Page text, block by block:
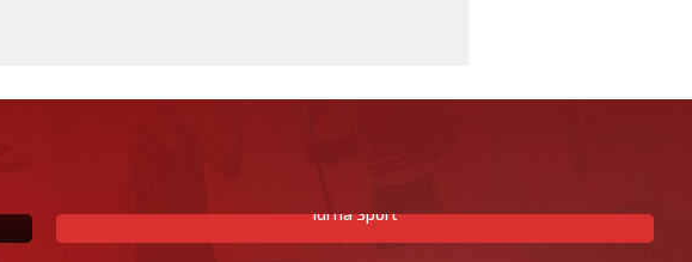
Haos nakon derbija u Skoplju:
Idi na Sport